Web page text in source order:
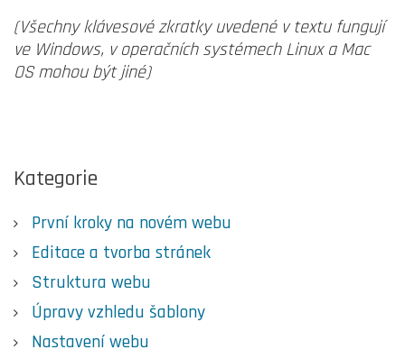
Kategorie
První kroky na novém webu
Editace a tvorba stránek
Struktura webu
Úpravy vzhledu šablony
Nastavení webu
(Všechny klávesové zkratky uvedené v textu fungují
ve Windows, v operačních systémech Linux a Mac
OS mohou být jiné)